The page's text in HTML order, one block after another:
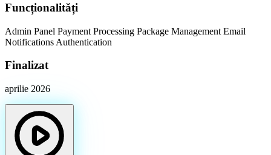
Ajungi la audiența relevantă pe social
WordPress vs Custom
Când alegi fiecare opțiune
Funcționalități
Admin Panel Payment Processing Package Management Email
Notifications Authentication
Finalizat
aprilie 2026